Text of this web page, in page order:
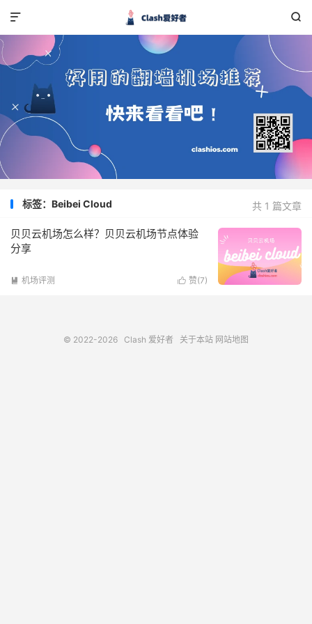


共 1 篇文章
标签：Beibei Cloud
贝贝云机场怎么样？贝贝云机场节点体验
分享
 赞(7)
 机场评测
© 2022-2026 Clash 爱好者 关于本站 网站地图